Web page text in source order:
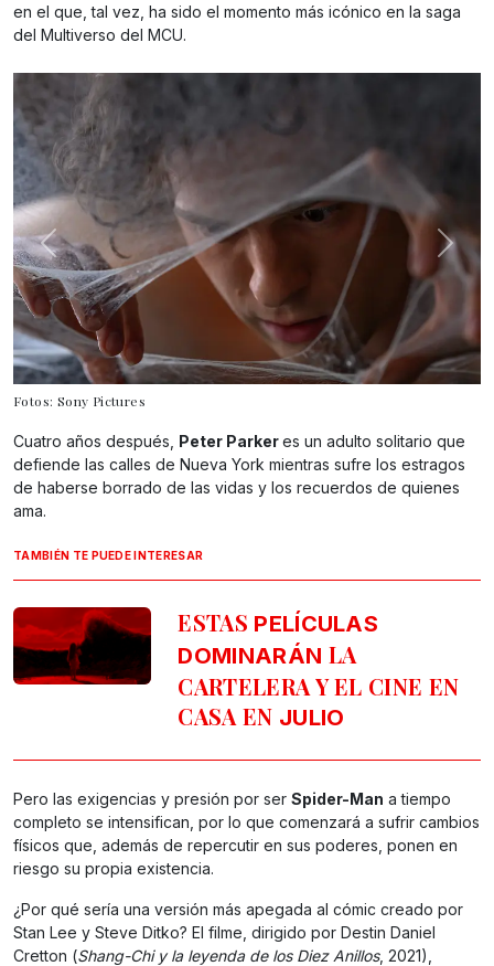
en el que, tal vez, ha sido el momento más icónico en la saga
del Multiverso del MCU.
Fotos: Sony Pictures
Cuatro años después, Peter Parkeres un adulto solitario que
defiende las calles de Nueva York mientras sufre los estragos
de haberse borrado de las vidas y los recuerdos de quienes
ama.
TAMBIÉN TE PUEDE INTERESAR
ESTAS PELÍCULAS
DOMINARÁN LA
CARTELERA Y EL CINE EN
CASA EN JULIO
Pero las exigencias y presión por ser Spider-Man a tiempo
completo se intensifican, por lo que comenzará a sufrir cambios
físicos que, además de repercutir en sus poderes, ponen en
riesgo su propia existencia.
¿Por qué sería una versión más apegada al cómic creado por
Stan Lee y Steve Ditko? El filme, dirigido por Destin Daniel
Cretton (Shang-Chi y la leyenda de los Diez Anillos, 2021),